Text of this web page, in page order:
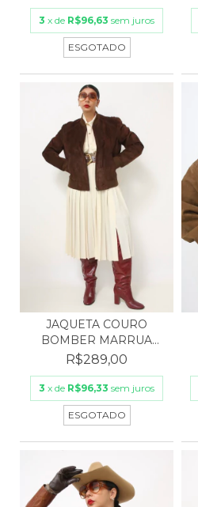
3 x de R$96,63 sem juros
ESGOTADO
JAQUETA COURO
BOMBER MARRUA
CAMURÇA FORR...
R$289,00
3 x de R$96,33 sem juros
ESGOTADO